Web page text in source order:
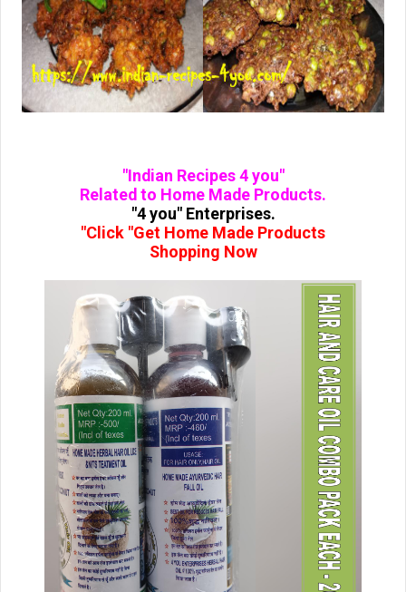
"Indian Recipes 4 you"
Related to Home Made Products.
"4 you" Enterprises.
"Click "Get Home Made Products
Shopping Now